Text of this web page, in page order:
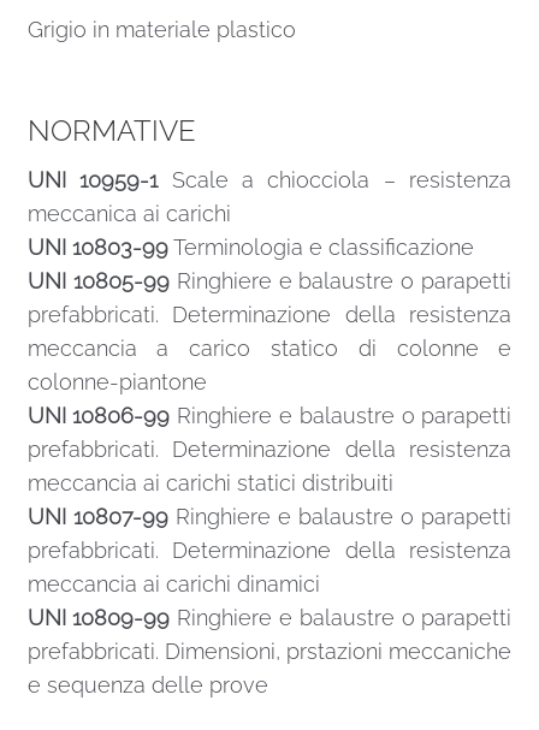
Grigio in materiale plastico
NORMATIVE
UNI 10959-1Scale a chiocciola – resistenza
meccanica ai carichi
UNI 10803-99Terminologia e classificazione
UNI 10805-99Ringhiere e balaustre o parapetti
prefabbricati. Determinazione della resistenza
meccancia a carico statico di colonne e
colonne-piantone
UNI 10806-99 Ringhiere e balaustre o parapetti
prefabbricati. Determinazione della resistenza
meccancia ai carichi statici distribuiti
UNI 10807-99Ringhiere e balaustre o parapetti
prefabbricati. Determinazione della resistenza
meccancia ai carichi dinamici
UNI 10809-99 Ringhiere e balaustre o parapetti
prefabbricati. Dimensioni, prstazioni meccaniche
e sequenza delle prove